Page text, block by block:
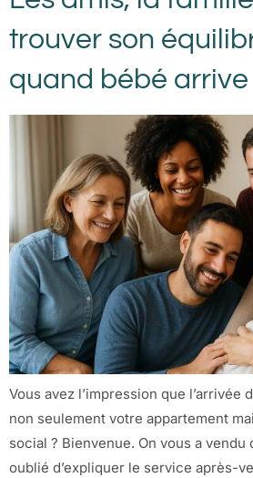
trouver son
quand bébé arrive
Vous avez l’impression que l’arrivée
non seulement votre appartement
social ? Bienvenue. On vous a vendu
oublié d’expliquer le service après-